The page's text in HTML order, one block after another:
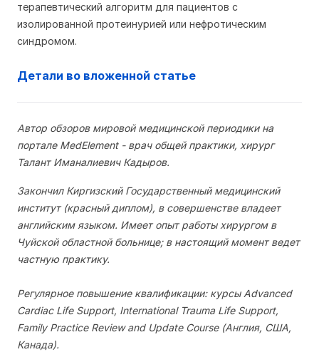
терапевтический алгоритм для пациентов с
изолированной протеинурией или нефротическим
синдромом.
Детали во вложенной статье
Автор обзоров мировой медицинской периодики на
портале MedElement - врач общей практики, хирург
Талант Иманалиевич Кадыров.
Закончил Киргизский Государственный медицинский
институт (красный диплом), в совершенстве владеет
английским языком. Имеет опыт работы хирургом в
Чуйской областной больнице; в настоящий момент ведет
частную практику.
Регулярное повышение квалификации: курсы Advanced
Cardiac Life Support, International Trauma Life Support,
Family Practice Review and Update Course (Англия, США,
Канада).